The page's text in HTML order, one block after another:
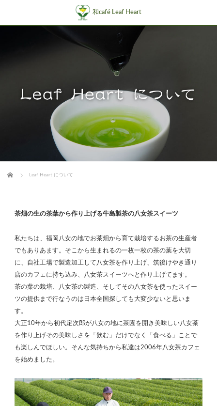
和café Leaf Heart
ホーム Leaf Heart について
茶畑の生の茶葉から作り上げる牛島製茶の八女茶スイーツ
私たちは、福岡八女の地でお茶畑から育て栽培するお茶の生産者
でもありあます。そこから生まれるの一枚一枚の茶の葉を大切
に、自社工場で製造加工して八女茶を作り上げ、筑後けやき通り
店のカフェに持ち込み、八女茶スイーツへと作り上げてます。
茶の葉の栽培、八女茶の製造、そしてその八女茶を使ったスイー
ツの提供まで行なうのは日本全国探しても大変少ないと思いま
す。
大正10年から初代定次郎が八女の地に茶園を開き美味しい八女茶
を作り上げその美味しさを「飲む」だけでなく「食べる」ことで
も楽しんでほしい。そんな気持ちから私達は2006年八女茶カフェ
を始めました。